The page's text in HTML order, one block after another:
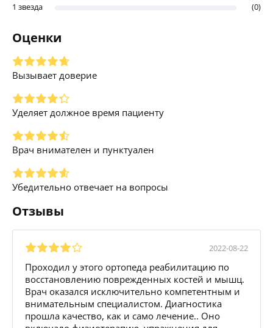
1 звезда
(0)
Оценки
Вызывает доверие
Уделяет должное время пациенту
Врач внимателен и пунктуален
Убедительно отвечает на вопросы
Отзывы
2022-08-22
Проходил у этого ортопеда реабилитацию по
восстановлению поврежденных костей и мышц.
Врач оказался исключительно компетентным и
внимательным специалистом. Диагностика
прошла качество, как и само лечение.. Оно